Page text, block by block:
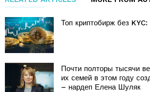
Топ криптобирж без
Почти полторы тысячи
их семей в этом году
– нардеп Елена Шуляк